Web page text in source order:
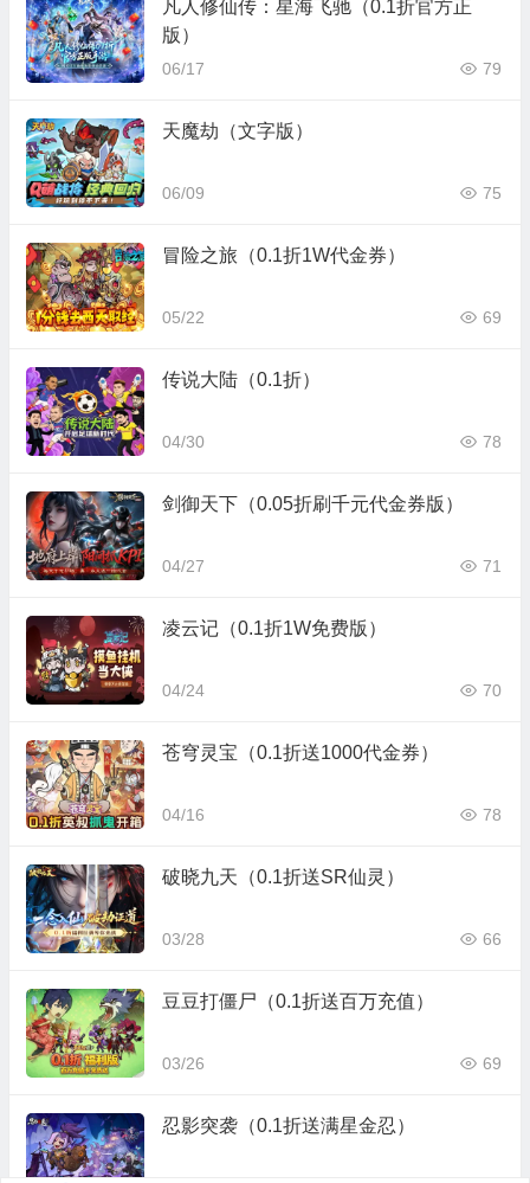
凡人修仙传：星海飞驰（0.1折官方正
版）
06/17 79
天魔劫（文字版）
06/09 75
冒险之旅（0.1折1W代金券）
05/22 69
传说大陆（0.1折）
04/30 78
剑御天下（0.05折刷千元代金券版）
04/27 71
凌云记（0.1折1W免费版）
04/24 70
苍穹灵宝（0.1折送1000代金券）
04/16 78
破晓九天（0.1折送SR仙灵）
03/28 66
豆豆打僵尸（0.1折送百万充值）
03/26 69
忍影突袭（0.1折送满星金忍）